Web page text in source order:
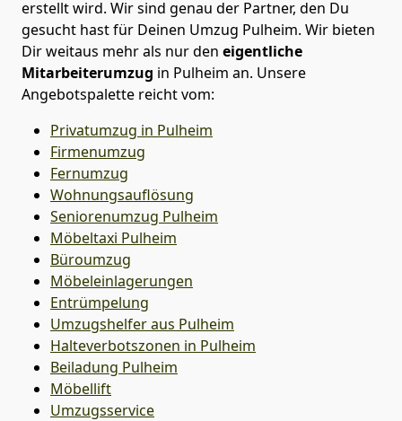
erstellt wird. Wir sind genau der Partner, den Du
gesucht hast für Deinen Umzug Pulheim. Wir bieten
Dir weitaus mehr als nur den eigentliche
Mitarbeiterumzug in Pulheim an. Unsere
Angebotspalette reicht vom:
Privatumzug in Pulheim
Firmenumzug
Fernumzug
Wohnungsauflösung
Seniorenumzug Pulheim
Möbeltaxi Pulheim
Büroumzug
Möbeleinlagerungen
Entrümpelung
Umzugshelfer aus Pulheim
Halteverbotszonen in Pulheim
Beiladung Pulheim
Möbellift
Umzugsservice